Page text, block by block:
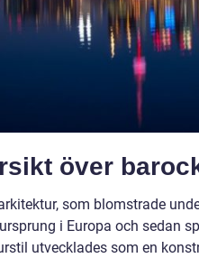
över
som blomstrade
i Europa och sedan
utvecklades som en